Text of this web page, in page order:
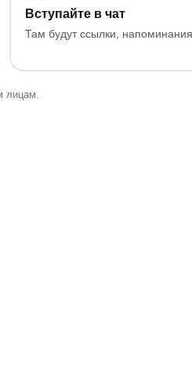
Вступайте в чат
Там будут ссылки,
лицам.